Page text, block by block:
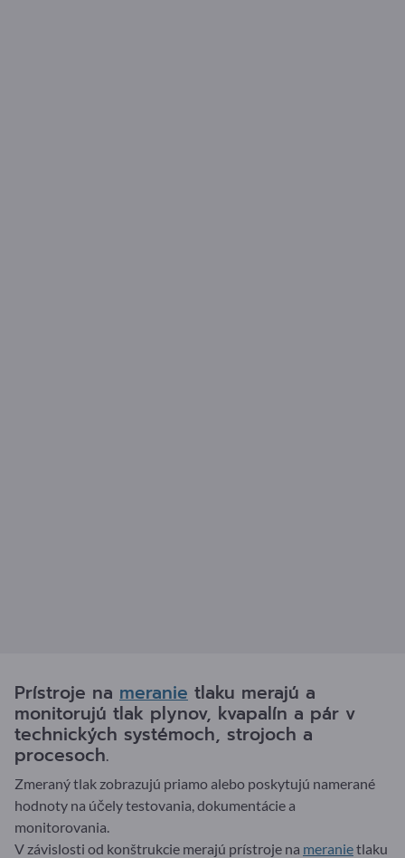
Prístroje na meranie tlaku merajú a
monitorujú tlak plynov, kvapalín a pár v
technických systémoch, strojoch a
procesoch.
Zmeraný tlak zobrazujú priamo alebo poskytujú namerané
hodnoty na účely testovania, dokumentácie a
monitorovania.
V závislosti od konštrukcie merajú prístroje na meranietlaku